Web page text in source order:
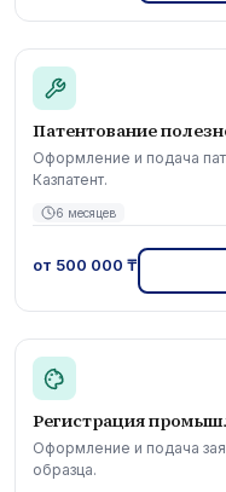
Патентование
Оформление и подача
Казпатент.
6 месяцев
от 500 000 ₸
Регистрация
Оформление и подача
образца.